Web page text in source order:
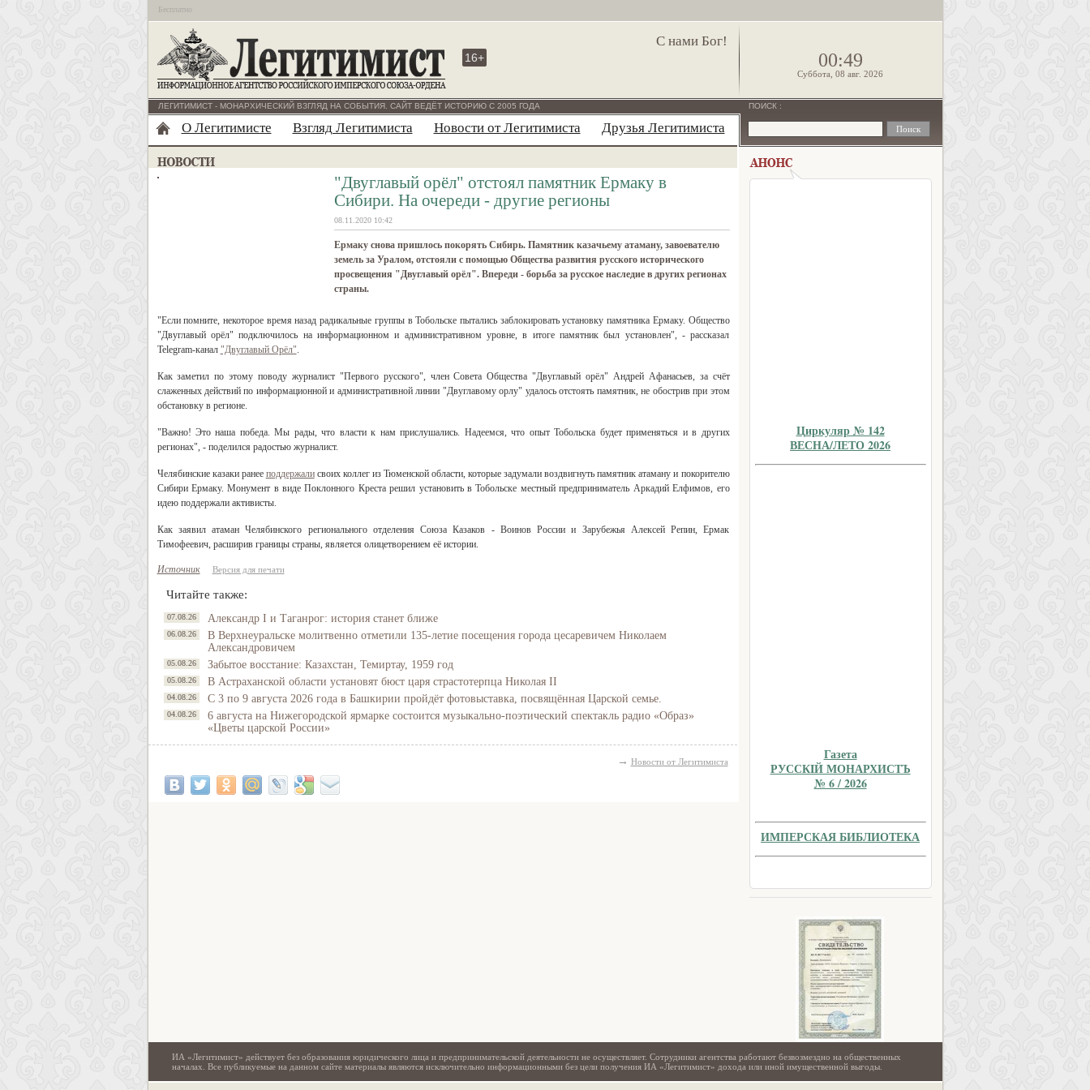
Бесплатно
С нами Бог!
16+ 00:49
Суббота, 08 авг. 2026
ЛЕГИТИМИСТ - МОНАРХИЧЕСКИЙ ВЗГЛЯД НА СОБЫТИЯ. САЙТ ВЕДЁТ ИСТОРИЮ С 2005 ГОДА
О Легитимисте Взгляд Легитимиста Новости от Легитимиста Друзья Легитимиста
"Двуглавый орёл" отстоял памятник Ермаку в
Сибири. На очереди - другие регионы
08.11.2020 10:42
Ермаку снова пришлось покорять Сибирь. Памятник казачьему атаману, завоевателю
земель за Уралом, отстояли с помощью Общества развития русского исторического
просвещения "Двуглавый орёл". Впереди - борьба за русское наследие в других регионах
страны.
"Если помните, некоторое время назад радикальные группы в Тобольске пытались заблокировать установку памятника Ермаку. Общество
"Двуглавый орёл" подключилось на информационном и административном уровне, в итоге памятник был установлен", - рассказал
Telegram-канал "Двуглавый Орёл".
Как заметил по этому поводу журналист "Первого русского", член Совета Общества "Двуглавый орёл" Андрей Афанасьев, за счёт
слаженных действий по информационной и административной линии "Двуглавому орлу" удалось отстоять памятник, не обострив при этом
обстановку в регионе.
"Важно! Это наша победа. Мы рады, что власти к нам прислушались. Надеемся, что опыт Тобольска будет применяться и в других
регионах", - поделился радостью журналист.
Челябинские казаки ранее поддержалисвоих коллег из Тюменской области, которые задумали воздвигнуть памятник атаману и покорителю
Сибири Ермаку. Монумент в виде Поклонного Креста решил установить в Тобольске местный предприниматель Аркадий Елфимов, его
идею поддержали активисты.
Как заявил атаман Челябинского регионального отделения Союза Казаков - Воинов России и Зарубежья Алексей Репин, Ермак
Тимофеевич, расширив границы страны, является олицетворением её истории.
Источник Версия для печати
Читайте также:
07.08.26 Александр I и Таганрог: история станет ближе
06.08.26
В Верхнеуральске молитвенно отметили 135-летие посещения города цесаревичем Николаем
Александровичем
05.08.26 Забытое восстание: Казахстан, Темиртау, 1959 год
05.08.26 В Астраханской области установят бюст царя страстотерпца Николая II
04.08.26 С 3 по 9 августа 2026 года в Башкирии пройдёт фотовыставка, посвящённая Царской семье.
04.08.26
6 августа на Нижегородской ярмарке состоится музыкально-поэтический спектакль радио «Образ»
«Цветы царской России»
→ Новости от Легитимиста
ПОИСК :
Циркуляр № 142
ВЕСНА/ЛЕТО 2026
Газета
РУССКIЙ МОНАРХИСТЪ
№ 6 / 2026
ИМПЕРСКАЯ БИБЛИОТЕКА
ИА «Легитимист» действует без образования юридического лица и предпринимательской деятельности не осуществляет. Сотрудники агентства работают безвозмездно на общественных
началах. Все публикуемые на данном сайте материалы являются исключительно информационными без цели получения ИА «Легитимист» дохода или иной имущественной выгоды.